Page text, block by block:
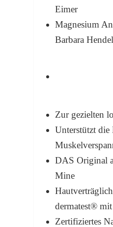
Eimer
Magnesium
Barbara Hendel
Zur gezielten
Unterstützt die
DAS Original
Mine
dermatest®
Zertifiziertes